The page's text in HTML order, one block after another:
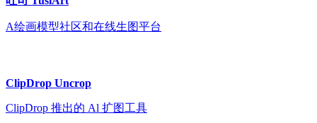
A绘画模型社区和在线生图平台
ClipDrop Uncrop
ClipDrop 推出的 Al 扩图工具